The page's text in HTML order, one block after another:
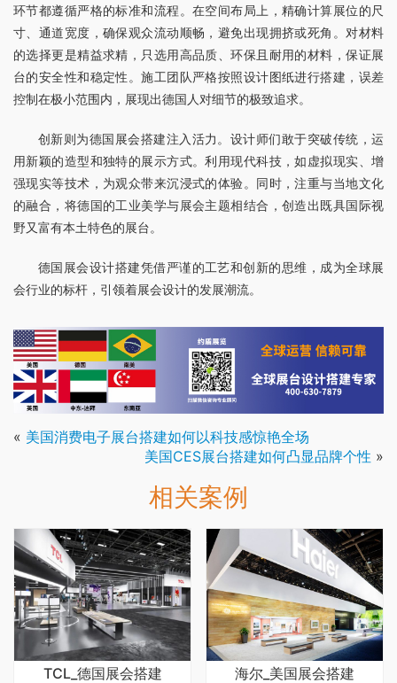
环节都遵循严格的标准和流程。在空间布局上，精确计算展位的尺
寸、通道宽度，确保观众流动顺畅，避免出现拥挤或死角。对材料
的选择更是精益求精，只选用高品质、环保且耐用的材料，保证展
台的安全性和稳定性。施工团队严格按照设计图纸进行搭建，误差
控制在极小范围内，展现出德国人对细节的极致追求。
创新则为德国展会搭建注入活力。设计师们敢于突破传统，运
用新颖的造型和独特的展示方式。利用现代科技，如虚拟现实、增
强现实等技术，为观众带来沉浸式的体验。同时，注重与当地文化
的融合，将德国的工业美学与展会主题相结合，创造出既具国际视
野又富有本土特色的展台。
德国展会设计搭建凭借严谨的工艺和创新的思维，成为全球展
会行业的标杆，引领着展会设计的发展潮流。
« 美国消费电子展台搭建如何以科技感惊艳全场
美国CES展台搭建如何凸显品牌个性 »
相关案例
TCL_德国展会搭建 海尔_美国展会搭建